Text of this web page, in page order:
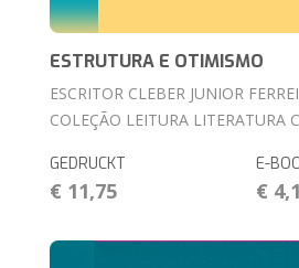
ESTRUTURA E OTIMISMO
ESCRITOR CLEBER JUNIOR
COLEÇÃO LEITURA LITERATURA
GEDRUCKT
€ 11,75
E-
€